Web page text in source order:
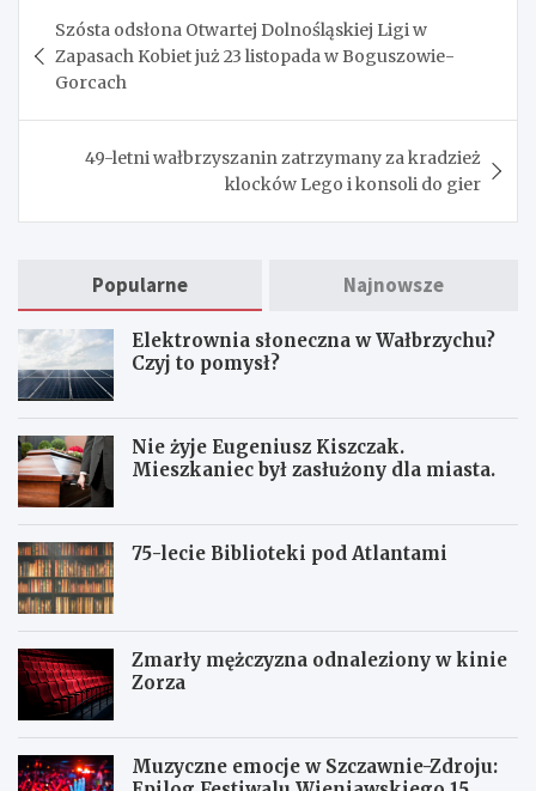
wpisu
Szósta odsłona Otwartej Dolnośląskiej Ligi w
Zapasach Kobiet już 23 listopada w Boguszowie-
Gorcach
49-letni wałbrzyszanin zatrzymany za kradzież
klocków Lego i konsoli do gier
Popularne Najnowsze
Elektrownia słoneczna w Wałbrzychu?
Czyj to pomysł?
Nie żyje Eugeniusz Kiszczak.
Mieszkaniec był zasłużony dla miasta.
75-lecie Biblioteki pod Atlantami
Zmarły mężczyzna odnaleziony w kinie
Zorza
Muzyczne emocje w Szczawnie-Zdroju: